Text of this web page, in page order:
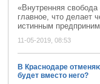
«Внутренняя свобода
главное, что делает
истинным
11-05-2019, 08:53
В Краснодаре
будет вместо него?